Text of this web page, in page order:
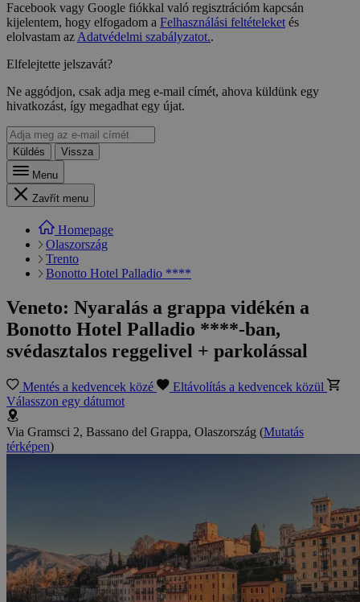
Facebook vagy Google fiókkal való regisztrációm kapcsán
kijelentem, hogy elfogadom a Felhasználási feltételeketés
elolvastam azAdatvédelmi szabályzatot..
Elfelejtette jelszavát?
Ne aggódjon, csak adja meg e-mail címét, ahova küldünk egy
hivatkozást, így megadhat egy újat.
Küldés
Vissza
Menu
Zavřít menu
Homepage
Olaszország
Trento
Bonotto Hotel Palladio ****
Veneto: Nyaralás a grappa vidékén a
Bonotto Hotel Palladio ****-ban,
svédasztalos reggelivel + parkolással
Mentés a kedvencek közé
Eltávolítás a kedvencek közül
Válasszon egy dátumot
Via Gramsci 2, Bassano del Grappa, Olaszország (Mutatás
térképen)